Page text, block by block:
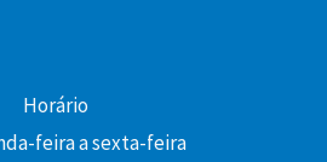
Horário
feira a sexta-feira